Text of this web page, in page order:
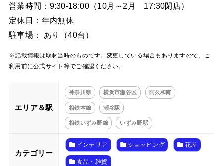
営業時間：9:30-18:00（10月～2月 17:30閉店）
定休日：年内無休
駐車場： あり（40台）
※記載情報は取材当時のものです。変更している場合もありますので、ご
利用前に公式サイト等でご確認ください。
エリア＆駅
神奈川県 横浜市瀬谷区 阿久和南
相鉄本線 瀬谷駅
相鉄いずみ野線 いずみ野駅
カテゴリー
インテリア ショッピング 花屋
食品・雑貨